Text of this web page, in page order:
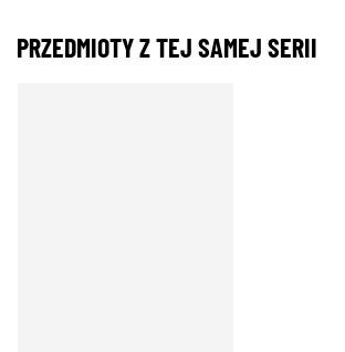
PRZEDMIOTY Z TEJ SAMEJ SERII